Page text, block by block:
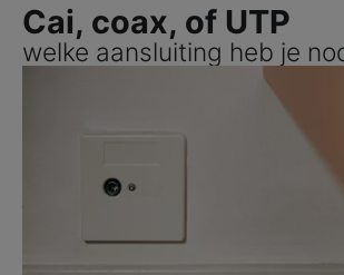
Cai, coax, of UTP
welke aansluiting heb je